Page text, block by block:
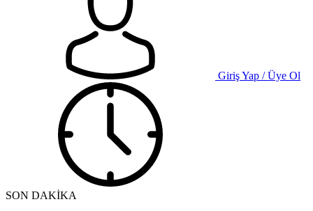
Giriş Yap / Üye Ol
SON DAKİKA